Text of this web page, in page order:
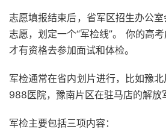
志愿填报结束后，省军区招生办公
志愿，划定一个“军检线”。 你的高考
才有资格去参加面试和体检。
军检通常在省内划片进行，比如豫
988医院，豫南片区在驻马店的解放
军检主要包括三项内容：